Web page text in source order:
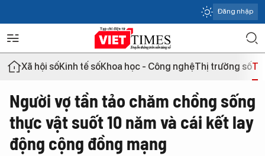
Đăng nhập
Xã hội sốKinh tế sốKhoa học - Công nghệThị trường số
Người vợ tần tảo chăm chồng sống
thực vật suốt 10 năm và cái kết lay
động cộng đồng mạng